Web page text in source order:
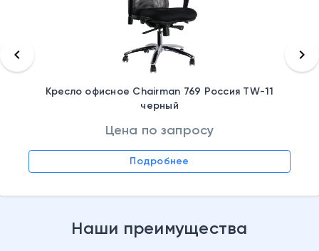
Кресло офисное Chairman 769 Россия TW-11
черный
Цена по запросу
Подробнее
keyboard_arrow_left keyboard_arrow_right
Наши преимущества